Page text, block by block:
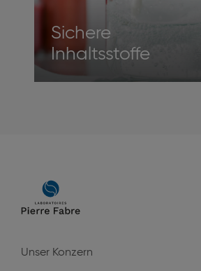
Sichere
Inhaltsstoffe
Main
navigation
Unser Konzern